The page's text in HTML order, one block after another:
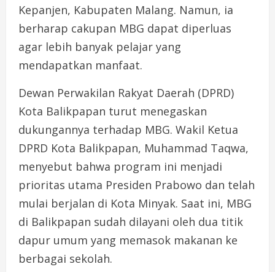
Kepanjen, Kabupaten Malang. Namun, ia
berharap cakupan MBG dapat diperluas
agar lebih banyak pelajar yang
mendapatkan manfaat.
Dewan Perwakilan Rakyat Daerah (DPRD)
Kota Balikpapan turut menegaskan
dukungannya terhadap MBG. Wakil Ketua
DPRD Kota Balikpapan, Muhammad Taqwa,
menyebut bahwa program ini menjadi
prioritas utama Presiden Prabowo dan telah
mulai berjalan di Kota Minyak. Saat ini, MBG
di Balikpapan sudah dilayani oleh dua titik
dapur umum yang memasok makanan ke
berbagai sekolah.